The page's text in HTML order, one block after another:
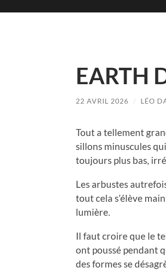
EARTH
22 AVRIL 2026 / LÉO
Tout a tellement
sillons minuscules
toujours plus bas,
Les arbustes
tout cela s’élève
lumière.
Il faut croire que le
ont poussé pendant
des formes se